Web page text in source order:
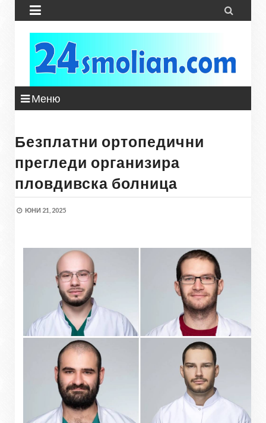
 
Меню
Безплатни ортопедични
прегледи организира
пловдивска болница
ЮНИ 21, 2025